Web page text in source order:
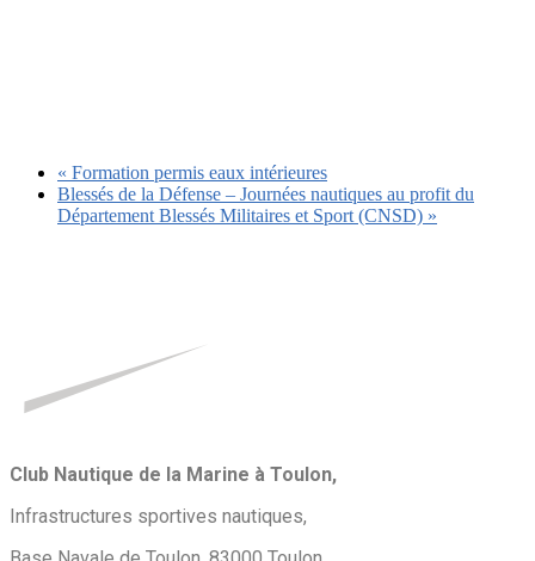
« Formation permis eaux intérieures
Blessés de la Défense – Journées nautiques au profit du
Département Blessés Militaires et Sport (CNSD) »
Club Nautique de la Marine à Toulon,
Infrastructures sportives nautiques,